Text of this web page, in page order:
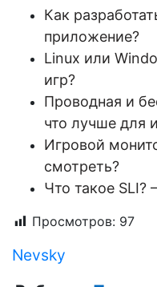
Как
приложение?
Linux или
игр?
Проводная и
что лучше для
Игровой
смотреть?
Что такое
Просмотров: 97
Nevsky